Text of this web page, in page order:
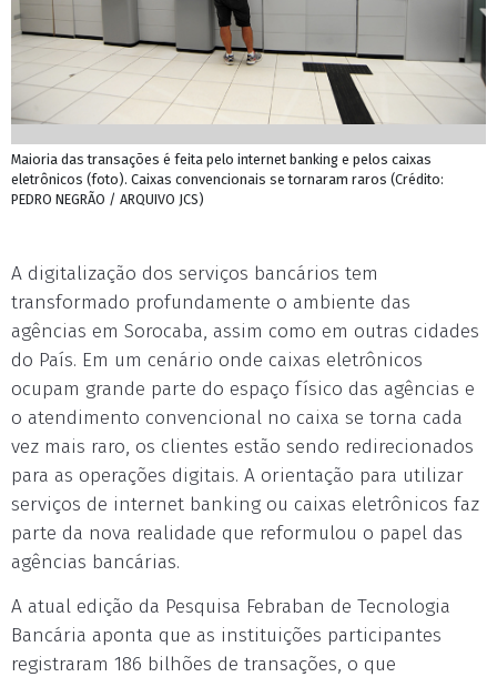
Maioria das transações é feita pelo internet banking e pelos caixas
eletrônicos (foto). Caixas convencionais se tornaram raros (Crédito:
PEDRO NEGRÃO / ARQUIVO JCS)
A digitalização dos serviços bancários tem
transformado profundamente o ambiente das
agências em Sorocaba, assim como em outras cidades
do País. Em um cenário onde caixas eletrônicos
ocupam grande parte do espaço físico das agências e
o atendimento convencional no caixa se torna cada
vez mais raro, os clientes estão sendo redirecionados
para as operações digitais. A orientação para utilizar
serviços de internet banking ou caixas eletrônicos faz
parte da nova realidade que reformulou o papel das
agências bancárias.
A atual edição da Pesquisa Febraban de Tecnologia
Bancária aponta que as instituições participantes
registraram 186 bilhões de transações, o que